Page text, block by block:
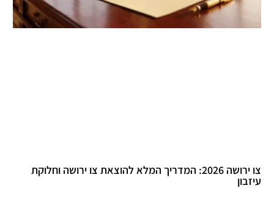
צו ירושה 2026: המדריך המלא להוצאת צו ירושה וחלוקת
עיזבון